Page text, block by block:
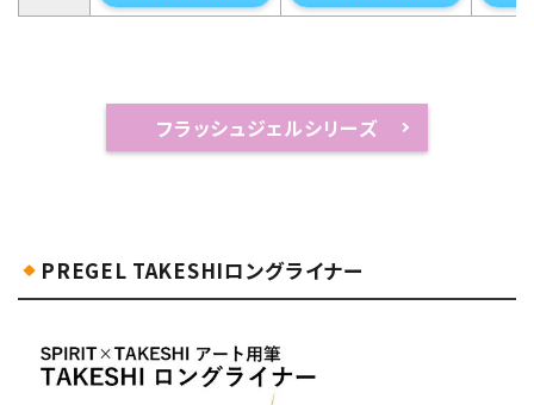
フラッシュジェルシリーズ
PREGEL TAKESHIロングライナー